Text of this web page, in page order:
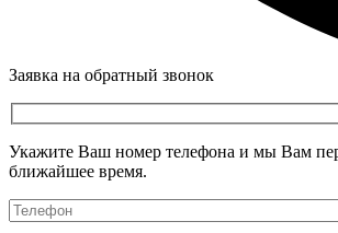
Заявка на обратный звонок
Укажите Ваш номер телефона и мы Вам
ближайшее время.